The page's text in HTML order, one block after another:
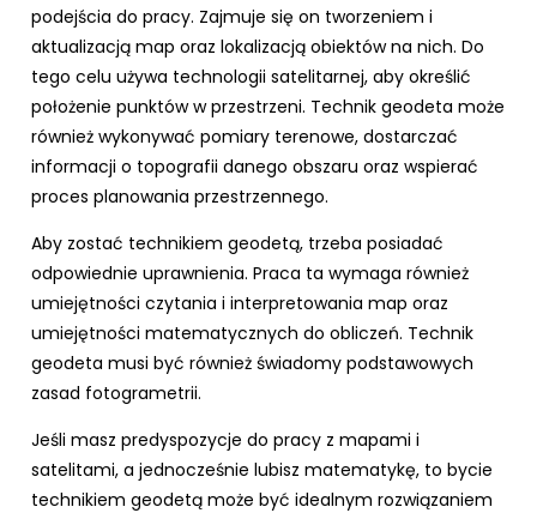
podejścia do pracy. Zajmuje się on tworzeniem i
aktualizacją map oraz lokalizacją obiektów na nich. Do
tego celu używa technologii satelitarnej, aby określić
położenie punktów w przestrzeni. Technik geodeta może
również wykonywać pomiary terenowe, dostarczać
informacji o topografii danego obszaru oraz wspierać
proces planowania przestrzennego.
Aby zostać technikiem geodetą, trzeba posiadać
odpowiednie uprawnienia. Praca ta wymaga również
umiejętności czytania i interpretowania map oraz
umiejętności matematycznych do obliczeń. Technik
geodeta musi być również świadomy podstawowych
zasad fotogrametrii.
Jeśli masz predyspozycje do pracy z mapami i
satelitami, a jednocześnie lubisz matematykę, to bycie
technikiem geodetą może być idealnym rozwiązaniem